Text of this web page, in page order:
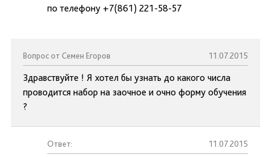
по телефону +7(861) 221-58-57
Вопрос от Семен Егоров 11.07.2015
Здравствуйте ! Я хотел бы узнать до какого числа
проводится набор на заочное и очно форму обучения
?
Ответ: 11.07.2015